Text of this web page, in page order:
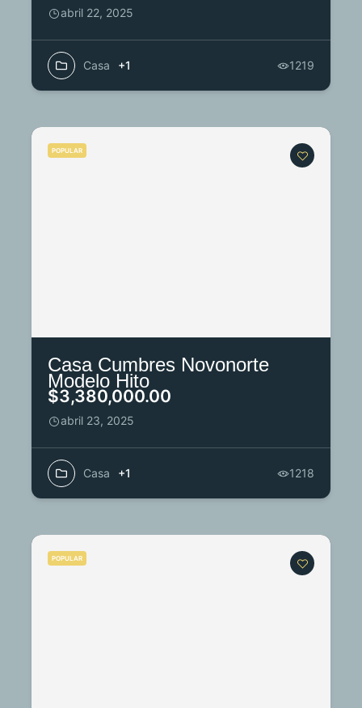
abril 22, 2025
Casa +1 1219
POPULAR
Casa Cumbres Novonorte
Modelo Hito
$3,380,000.00
abril 23, 2025
Casa +1 1218
POPULAR